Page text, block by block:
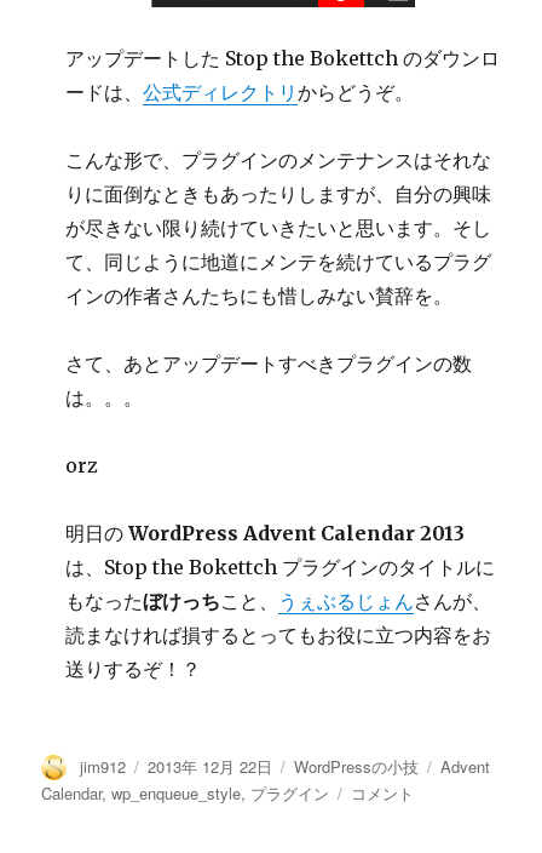
アップデートした Stop the Bokettch のダウンロ
ードは、公式ディレクトリからどうぞ。
こんな形で、プラグインのメンテナンスはそれな
りに面倒なときもあったりしますが、自分の興味
が尽きない限り続けていきたいと思います。そし
て、同じように地道にメンテを続けているプラグ
インの作者さんたちにも惜しみない賛辞を。
さて、あとアップデートすべきプラグインの数
は。。。
orz
明日のWordPress Advent Calendar 2013
は、Stop the Bokettch プラグインのタイトルに
もなったぼけっちこと、 うぇぶるじょんさんが、
読まなければ損するとってもお役に立つ内容をお
送りするぞ！？
投
稿
jim912
投
稿
2013年 12月 22日
カ
テ
WordPressの小技
タ
Advent
Calendar,wp_enqueue_style, プラグイン
管
コメント